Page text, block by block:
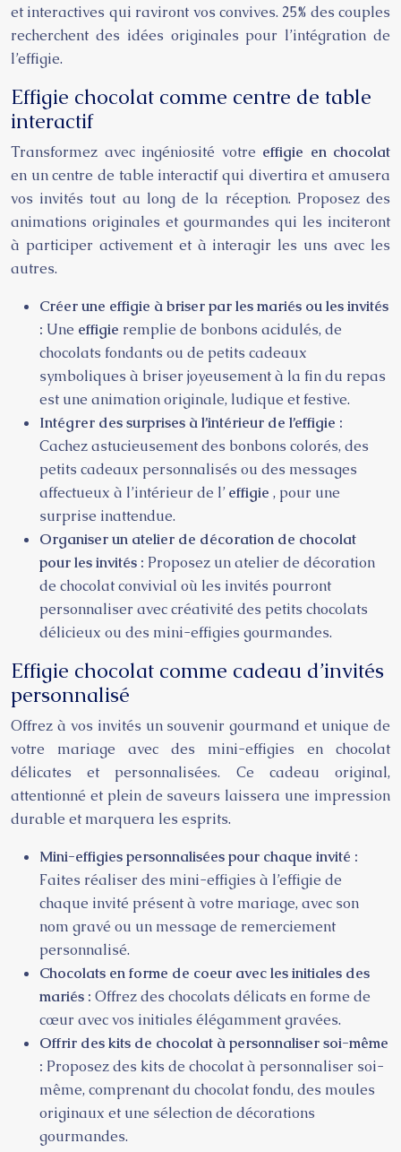
et interactives qui raviront vos convives. 25% des couples
recherchent des idées originales pour l’intégration de
l’effigie.
Effigie chocolat comme centre de table
interactif
Transformez avec ingéniosité votre effigie en chocolat
en un centre de table interactif qui divertira et amusera
vos invités tout au long de la réception. Proposez des
animations originales et gourmandes qui les inciteront
à participer activement et à interagir les uns avec les
autres.
Créer une effigie à briser par les mariés ou les invités
: Une effigie remplie de bonbons acidulés, de
chocolats fondants ou de petits cadeaux
symboliques à briser joyeusement à la fin du repas
est une animation originale, ludique et festive.
Intégrer des surprises à l’intérieur de l’effigie :
Cachez astucieusement des bonbons colorés, des
petits cadeaux personnalisés ou des messages
affectueux à l’intérieur de l’ effigie , pour une
surprise inattendue.
Organiser un atelier de décoration de chocolat
pour les invités : Proposez un atelier de décoration
de chocolat convivial où les invités pourront
personnaliser avec créativité des petits chocolats
délicieux ou des mini-effigies gourmandes.
Effigie chocolat comme cadeau d’invités
personnalisé
Offrez à vos invités un souvenir gourmand et unique de
votre mariage avec des mini-effigies en chocolat
délicates et personnalisées. Ce cadeau original,
attentionné et plein de saveurs laissera une impression
durable et marquera les esprits.
Mini-effigies personnalisées pour chaque invité :
Faites réaliser des mini-effigies à l’effigie de
chaque invité présent à votre mariage, avec son
nom gravé ou un message de remerciement
personnalisé.
Chocolats en forme de coeur avec les initiales des
mariés : Offrez des chocolats délicats en forme de
cœur avec vos initiales élégamment gravées.
Offrir des kits de chocolat à personnaliser soi-même
: Proposez des kits de chocolat à personnaliser soi-
même, comprenant du chocolat fondu, des moules
originaux et une sélection de décorations
gourmandes.